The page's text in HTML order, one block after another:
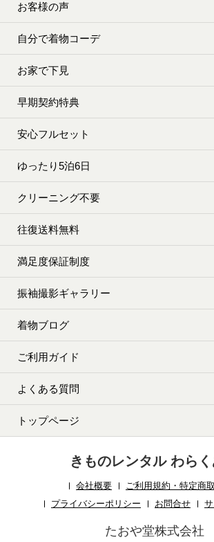
お客様の声
自分で着物コーデ
お家で下見
早期契約特典
安心フルセット
ゆったり5泊6日
クリーニング不要
往復送料無料
満足度保証制度
振袖撮影ギャラリー
着物ブログ
ご利用ガイド
よくある質問
トップページ
きものレンタル わら
会社概要
ご利用規約・特定商
プライバシーポリシー
お問合せ
たおや堂株式会社